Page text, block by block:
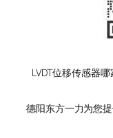
LVDT位移传感器
德阳东方一力为您